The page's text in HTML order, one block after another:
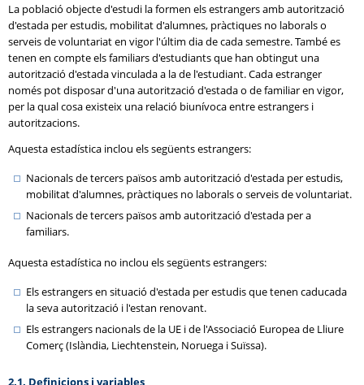
La població objecte d'estudi la formen els estrangers amb autorització
d'estada per estudis, mobilitat d'alumnes, pràctiques no laborals o
serveis de voluntariat en vigor l'últim dia de cada semestre. També es
tenen en compte els familiars d'estudiants que han obtingut una
autorització d'estada vinculada a la de l'estudiant. Cada estranger
només pot disposar d'una autorització d'estada o de familiar en vigor,
per la qual cosa existeix una relació biunívoca entre estrangers i
autoritzacions.
Aquesta estadística inclou els següents estrangers:
Nacionals de tercers països amb autorització d'estada per estudis,
mobilitat d'alumnes, pràctiques no laborals o serveis de voluntariat.
Nacionals de tercers països amb autorització d'estada per a
familiars.
Aquesta estadística no inclou els següents estrangers:
Els estrangers en situació d'estada per estudis que tenen caducada
la seva autorització i l'estan renovant.
Els estrangers nacionals de la UE i de l'Associació Europea de Lliure
Comerç (Islàndia, Liechtenstein, Noruega i Suïssa).
2.1. Definicions i variables